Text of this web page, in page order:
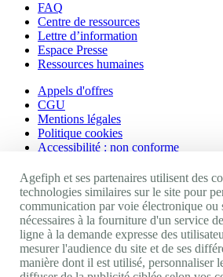
FAQ
Centre de ressources
Lettre d’information
Espace Presse
Ressources humaines
Appels d'offres
CGU
Mentions légales
Politique cookies
Accessibilité : non conforme
Nos autres sites
Site portail Agefiph
Activateur de progrès
Handinnov
Innovation et recherche
Université du RRH
Agefiph et ses partenaires utilisent des
technologies similaires sur le site pour
communication par voie électronique ou
nécessaires à la fourniture d'un service
ligne à la demande expresse des
mesurer l'audience du site et de ses
manière dont il est utilisé, personnaliser